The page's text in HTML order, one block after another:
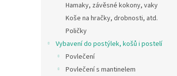
Hamaky, závěsné kokony, vaky
Koše na hračky, drobnosti, atd.
Poličky
Vybavení do postýlek, košů i postelí
Povlečení
Povlečení s mantinelem